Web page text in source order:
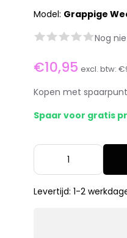
Model: Grappige
Nog
€10,95 excl. btw:
Kopen met
Spaar voor gratis
Levertijd: 1-2